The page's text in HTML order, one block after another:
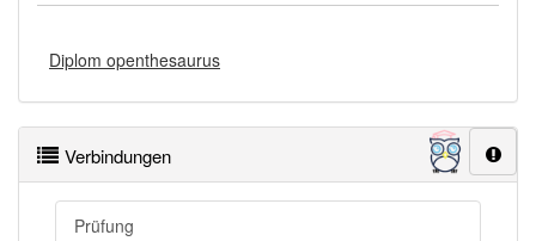
Diplom openthesaurus
Verbindungen
Prüfung